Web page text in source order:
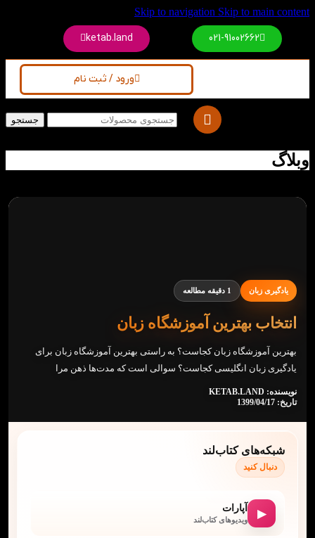
Skip to navigation Skip to main content
021-91002662
ketab.land
ورود / ثبت نام
جستجو
وبلاگ
یادگیری زبان 1 دقیقه مطالعه
انتخاب بهترین آموزشگاه زبان
بهترین آموزشگاه زبان کجاست؟ به راستی بهترین آموزشگاه زبان برای
یادگیری زبان انگلیسی کجاست؟ سوالی است که مدت‌ها ذهن مرا
نویسنده: KETAB.LAND
تاریخ: 1399/04/17
شبکه‌های کتاب‌لند
دنبال کنید
▶ آپارات
ویدیوهای کتاب‌لند